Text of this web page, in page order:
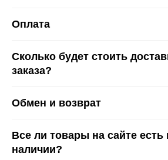
Оплата
Сколько будет стоить
заказа?
Обмен и возврат
Все ли товары на сайте есть
наличии?